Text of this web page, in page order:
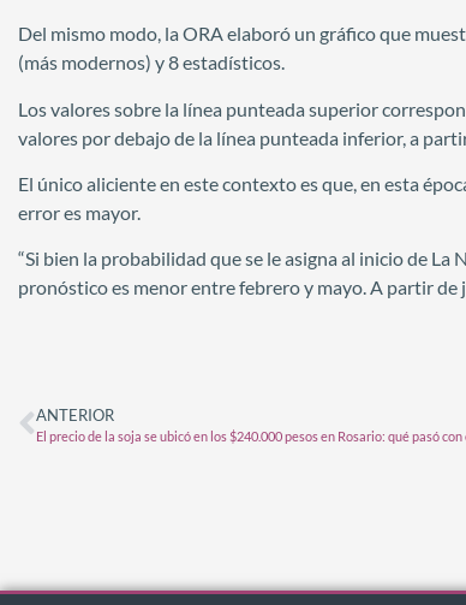
Del mismo modo, la ORA elaboró un gráfico que
(más modernos) y 8 estadísticos.
Los valores sobre la línea punteada superior
valores por debajo de la línea punteada inferior, a
El único aliciente en este contexto es que, en esta
error es mayor.
“Si bien la probabilidad que se le asigna al inicio de
pronóstico es menor entre febrero y mayo. A partir de
ANTERIOR